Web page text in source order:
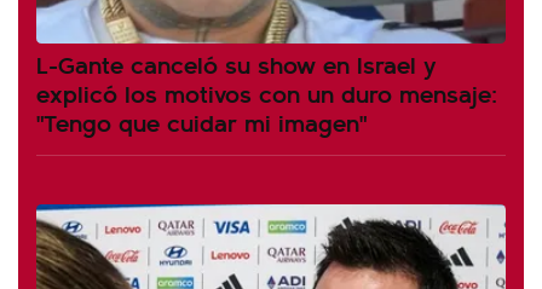
L-Gante canceló su show en Israel y
explicó los motivos con un duro mensaje:
"Tengo que cuidar mi imagen"